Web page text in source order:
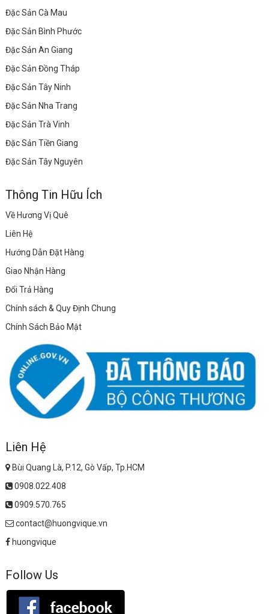
Đặc Sản Cà Mau
Đặc Sản Bình Phước
Đặc Sản An Giang
Đặc Sản Đồng Tháp
Đặc Sản Tây Ninh
Đặc Sản Nha Trang
Đặc Sản Trà Vinh
Đặc Sản Tiền Giang
Đặc Sản Tây Nguyên
Thông Tin Hữu Ích
Về Hương Vị Quê
Liên Hệ
Hướng Dẫn Đặt Hàng
Giao Nhận Hàng
Đổi Trả Hàng
Chính sách & Quy Định Chung
Chính Sách Bảo Mật
Liên Hệ
Bùi Quang Là, P.12, Gò Vấp, Tp.HCM
0908.022.408
0909.570.765
contact@huongvique.vn
huongvique
Follow Us